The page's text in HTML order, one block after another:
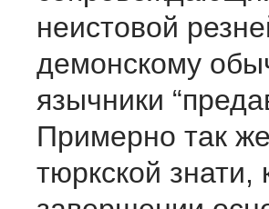
неистовой
демонскому
язычники
Примерно так
тюркской знати,